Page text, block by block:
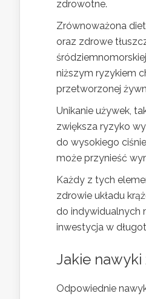
zdrowotne.
Zrównoważona
oraz zdrowe
niższym ryzykiem
przetworzonej
Unikanie używek,
zwiększa ryzyko
do wysokiego
może przynieść
Każdy z tych
zdrowie układu
do indywidualnych
inwestycja w
Jakie
Odpowiednie